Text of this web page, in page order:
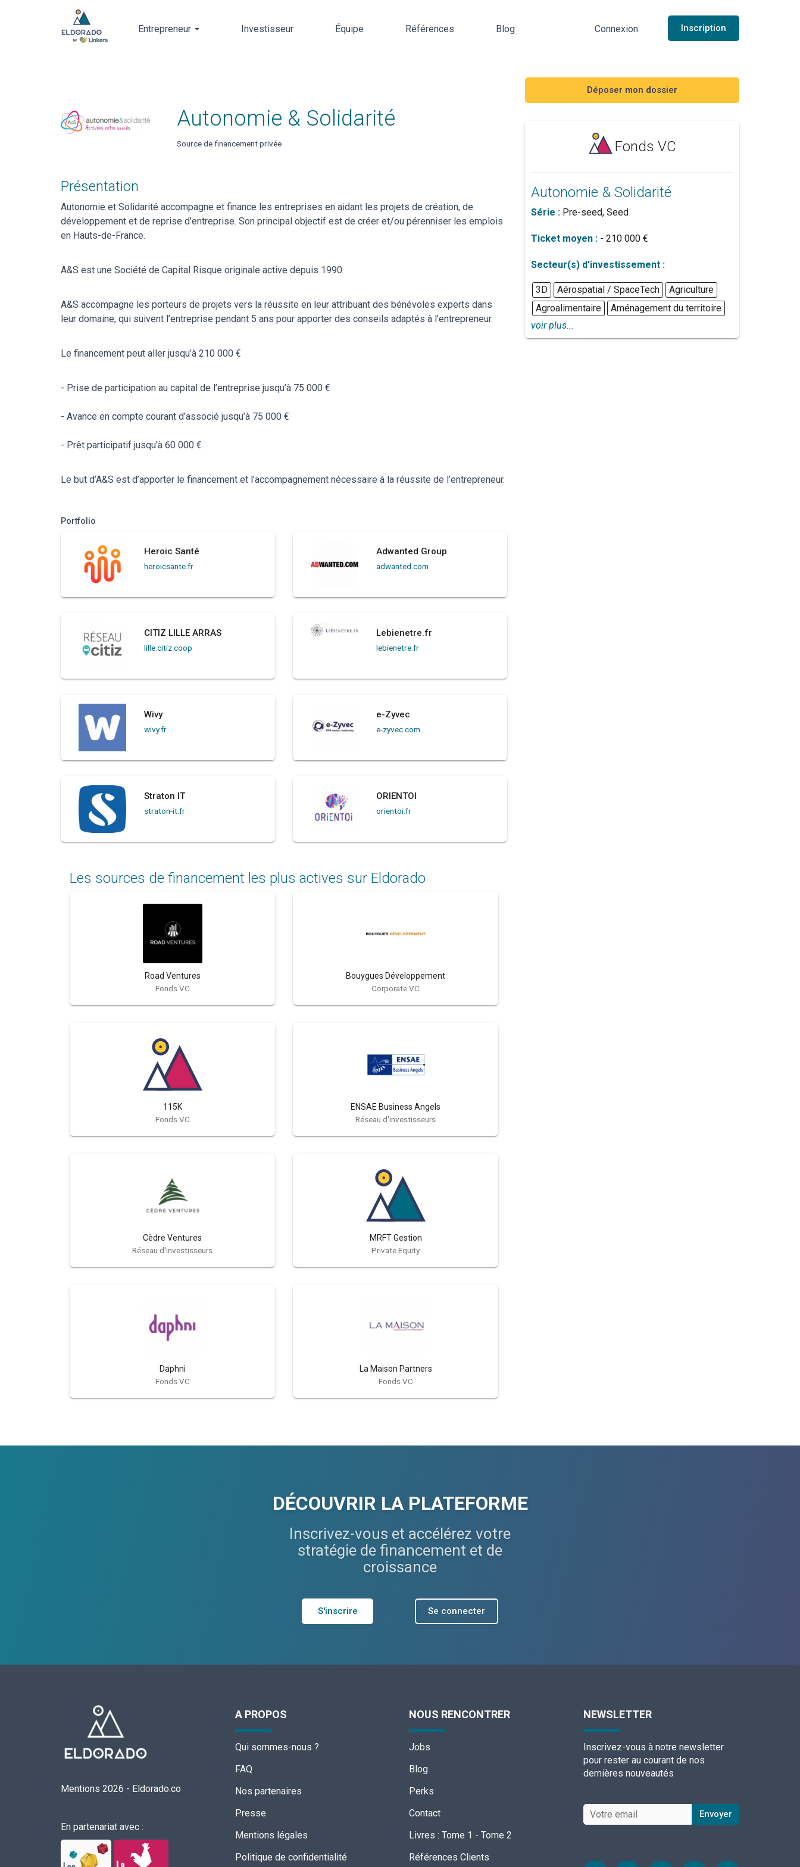
Entrepreneur Investisseur Équipe Références Blog Connexion Inscription
Autonomie & Solidarité
Source de financement privée
Présentation
Autonomie et Solidarité accompagne et finance les entreprises en aidant les projets de création, de
développement et de reprise d’entreprise. Son principal objectif est de créer et/ou pérenniser les emplois
en Hauts-de-France.
A&S est une Société de Capital Risque originale active depuis 1990.
A&S accompagne les porteurs de projets vers la réussite en leur attribuant des bénévoles experts dans
leur domaine, qui suivent l’entreprise pendant 5 ans pour apporter des conseils adaptés à l’entrepreneur.
Le financement peut aller jusqu’à 210 000 €
- Prise de participation au capital de l’entreprise jusqu’à 75 000 €
- Avance en compte courant d’associé jusqu’à 75 000 €
- Prêt participatif jusqu’à 60 000 €
Le but d’A&S est d’apporter le financement et l’accompagnement nécessaire à la réussite de l’entrepreneur.
Portfolio
Heroic Santé
heroicsante.fr
Adwanted Group
adwanted.com
CITIZ LILLE ARRAS
lille.citiz.coop
Lebienetre.fr
lebienetre.fr
Wivy
wivy.fr
e-Zyvec
e-zyvec.com
Straton IT
straton-it.fr
ORIENTOI
orientoi.fr
Les sources de financement les plus actives sur Eldorado
Road Ventures
Fonds VC
Bouygues Développement
Corporate VC
115K
Fonds VC
ENSAE Business Angels
Réseau d'investisseurs
Cèdre Ventures
Réseau d'investisseurs
MRFT Gestion
Private Equity
Daphni
Fonds VC
La Maison Partners
Fonds VC
Déposer mon dossier
Fonds VC
Autonomie & Solidarité
Série : Pre-seed, Seed
Ticket moyen : - 210 000 €
Secteur(s) d'investissement :
3D Aérospatial / SpaceTech
Agriculture
Agroalimentaire
Aménagement du territoire
voir plus...
DÉCOUVRIR LA PLATEFORME
Inscrivez-vous et accélérez votre
stratégie de financement et de
croissance
S'inscrire Se connecter
Mentions 2026 - Eldorado.co
En partenariat avec :
A PROPOS
Qui sommes-nous ?
FAQ
Nos partenaires
Presse
Mentions légales
Politique de confidentialité
NOUS RENCONTRER
Jobs
Blog
Perks
Contact
Livres : Tome 1 - Tome 2
Références Clients
NEWSLETTER
Inscrivez-vous à notre newsletter
pour rester au courant de nos
dernières nouveautés